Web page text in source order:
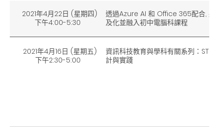
2021年4月22日 (星期四)
下午4:00-5:30
透過Azure AI 和 Office 365配合, 將
及化並融入初中電腦科課程
2021年4月16日 (星期五)
下午2:30-5:00
資訊科技教育與學科有關系列：
計與實踐